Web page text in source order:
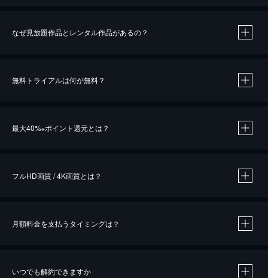
なぜ見放題作品とレンタル作品があるの？
無料トライアルは何が無料？
最大40%※ポイント還元とは？
※40％ポイント還元の対象は、クレジットカード決済による作品の購入 / レンタルです。
iOSアプリのUコイン決済による作品の購入 / レンタルは、20％のポイント還元です。
フルHD画質 / 4K画質とは？
月額料金を支払うタイミングは？
いつでも解約できますか